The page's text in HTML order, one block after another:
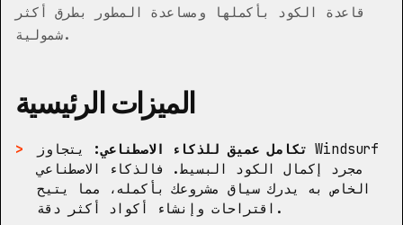
قاعدة الكود بأكملها ومساعدة المطور بطرق أكثر
شمولية.
الميزات الرئيسية
تكامل عميق للذكاء الاصطناعي:
يتجاوز Windsurf
مجرد إكمال الكود البسيط. فالذكاء الاصطناعي
الخاص به يدرك سياق مشروعك بأكمله، مما يتيح
اقتراحات وإنشاء أكواد أكثر دقة.